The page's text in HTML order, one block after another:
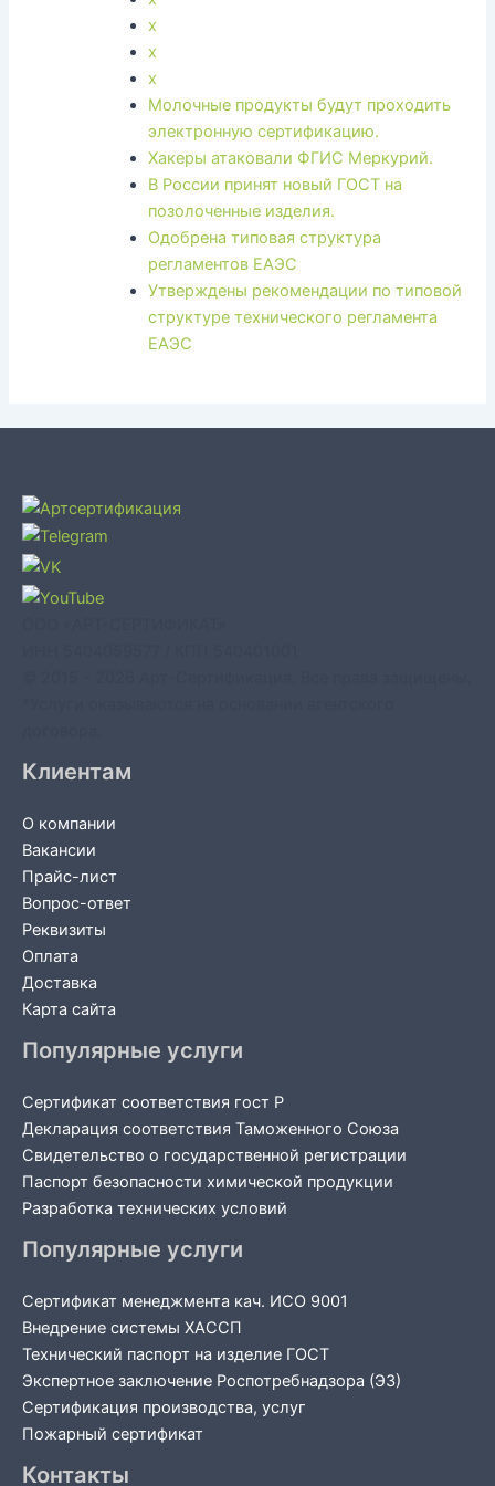
x
x
x
Молочные продукты будут проходить
электронную сертификацию.
Хакеры атаковали ФГИС Меркурий.
В России принят новый ГОСТ на
позолоченные изделия.
Одобрена типовая структура
регламентов ЕАЭС
Утверждены рекомендации по типовой
структуре технического регламента
ЕАЭС
Клиентам
О компании
Вакансии
Прайс-лист
Вопрос-ответ
Реквизиты
Оплата
Доставка
Карта сайта
Популярные услуги
Сертификат соответствия гост Р
Декларация соответствия Таможенного Союза
Свидетельство о государственной регистрации
Паспорт безопасности химической продукции
Разработка технических условий
Популярные услуги
Сертификат менеджмента кач. ИСО 9001
Внедрение системы ХАССП
Технический паспорт на изделие ГОСТ
Экспертное заключение Роспотребнадзора (ЭЗ)
Сертификация производства, услуг
Пожарный сертификат
Контакты